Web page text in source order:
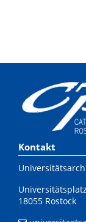
Kontakt
18055 Rostock